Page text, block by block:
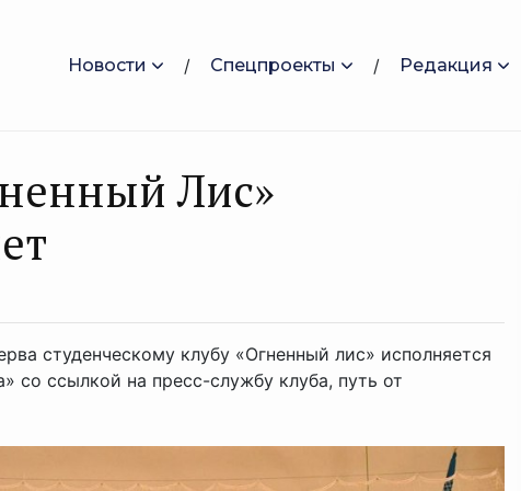
Новости Спецпроекты Редакция
Лис»
студенческому клубу «Огненный лис» исполняется
со ссылкой на пресс-службу клуба, путь от